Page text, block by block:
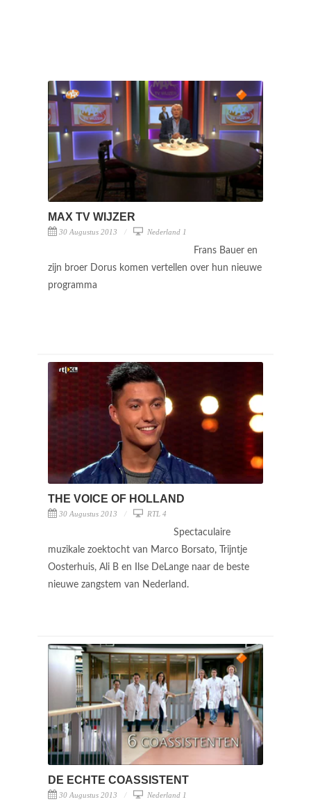
MAX TV WIJZER
30 Augustus 2013 Nederland 1
Frans Bauer en
zijn broer Dorus komen vertellen over hun nieuwe
programma
THE VOICE OF HOLLAND
30 Augustus 2013 RTL 4
Spectaculaire
muzikale zoektocht van Marco Borsato, Trijntje
Oosterhuis, Ali B en Ilse DeLange naar de beste
nieuwe zangstem van Nederland.
DE ECHTE COASSISTENT
30 Augustus 2013 Nederland 1